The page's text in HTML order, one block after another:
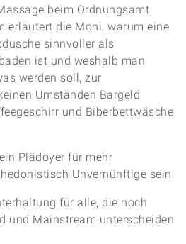
beim Ordnungsamt
erläutert die Moni, warum eine
sinnvoller als
ist und weshalb man
werden soll, zur
Umständen Bargeld
und Biberbettwäsche
Plädoyer für mehr
Unvernünftige sein
für alle, die noch
und Mainstream unterscheiden